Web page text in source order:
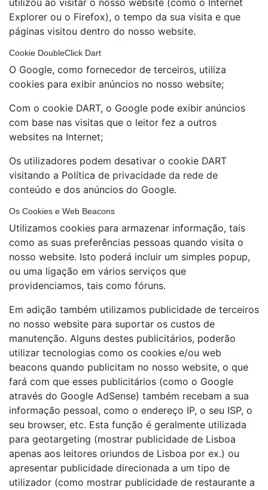
utilizou ao visitar o nosso website (como o Internet
Explorer ou o Firefox), o tempo da sua visita e que
páginas visitou dentro do nosso website.
Cookie DoubleClick Dart
O Google, como fornecedor de terceiros, utiliza
cookies para exibir anúncios no nosso website;
Com o cookie DART, o Google pode exibir anúncios
com base nas visitas que o leitor fez a outros
websites na Internet;
Os utilizadores podem desativar o cookie DART
visitando a Política de privacidade da rede de
conteúdo e dos anúncios do Google.
Os Cookies e Web Beacons
Utilizamos cookies para armazenar informação, tais
como as suas preferências pessoas quando visita o
nosso website. Isto poderá incluir um simples popup,
ou uma ligação em vários serviços que
providenciamos, tais como fóruns.
Em adição também utilizamos publicidade de terceiros
no nosso website para suportar os custos de
manutenção. Alguns destes publicitários, poderão
utilizar tecnologias como os cookies e/ou web
beacons quando publicitam no nosso website, o que
fará com que esses publicitários (como o Google
através do Google AdSense) também recebam a sua
informação pessoal, como o endereço IP, o seu ISP, o
seu browser, etc. Esta função é geralmente utilizada
para geotargeting (mostrar publicidade de Lisboa
apenas aos leitores oriundos de Lisboa por ex.) ou
apresentar publicidade direcionada a um tipo de
utilizador (como mostrar publicidade de restaurante a